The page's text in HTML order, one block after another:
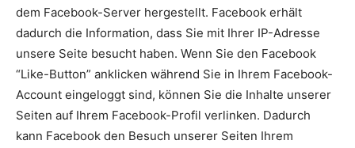
dem Facebook-Server hergestellt. Facebook erhält
dadurch die Information, dass Sie mit Ihrer IP-Adresse
unsere Seite besucht haben. Wenn Sie den Facebook
“Like-Button” anklicken während Sie in Ihrem Facebook-
Account eingeloggt sind, können Sie die Inhalte unserer
Seiten auf Ihrem Facebook-Profil verlinken. Dadurch
kann Facebook den Besuch unserer Seiten Ihrem